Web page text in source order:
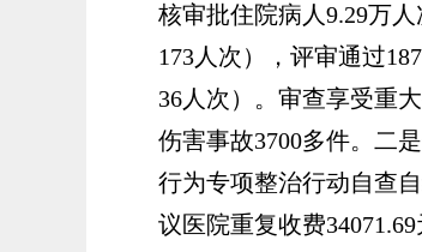
核审批住院病人9.29万
173人次 ），评审通过
36人次） 。 审查享受重
伤害事故3700多件。二
行为专项整治行动自查
议医院重复收费